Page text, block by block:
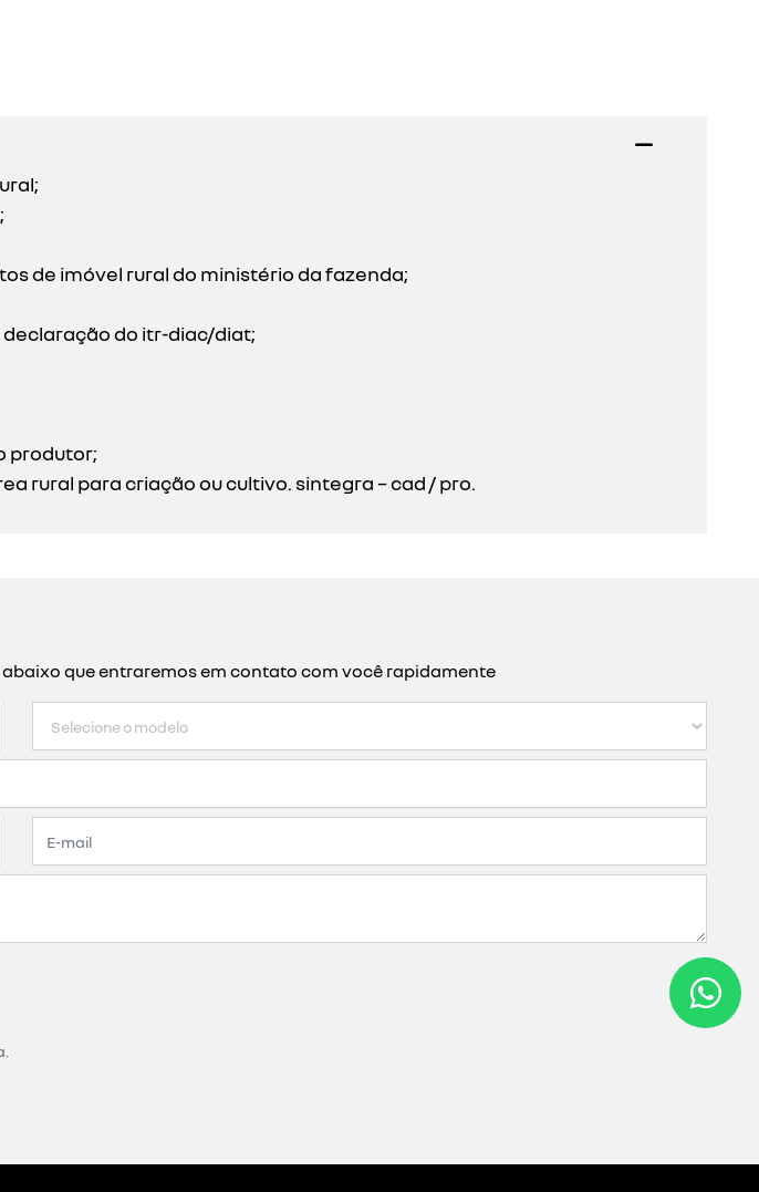
de imóvel rural do ministério da fazenda;
do itr-diac/diat;
produtor;
rural para criação ou cultivo. sintegra – cad / pro.
que entraremos em contato com você rapidamente